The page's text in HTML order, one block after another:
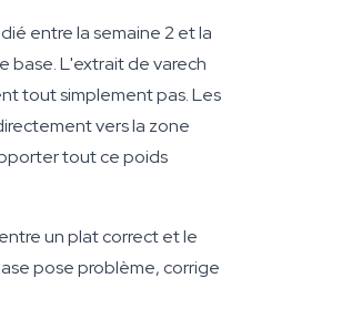
entre la semaine 2 et la
base. L'extrait de varech
tout simplement pas. Les
vers la zone
tout ce poids
un plat correct et le
pose problème, corrige